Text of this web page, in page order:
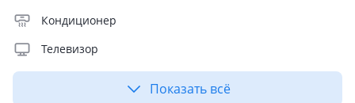
Кондиционер
Телевизор
Показать всё